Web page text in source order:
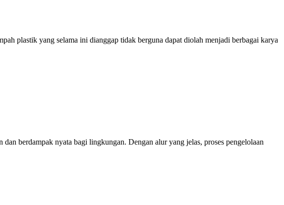
plastik yang selama ini dianggap tidak berguna dapat diolah menjadi berbagai karya
berdampak nyata bagi lingkungan. Dengan alur yang jelas, proses pengelolaan